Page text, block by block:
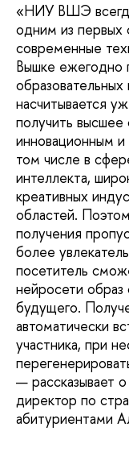
«НИУ ВШЭ
одним из первых
современные
Вышке ежегодно
насчитывается
получить
инновационным
том числе в
интеллекта,
креативных
областей.
получения
более
посетитель
нейросети образ
будущего.
автоматически
участника, при
— рассказывает
директор по
абитуриентами